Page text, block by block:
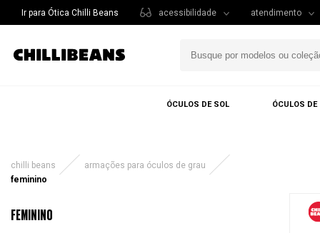
Ir para Ótica Chilli Beans acessibilidade atendimento
ÓCULOS DE SOL ÓCULOS DE
chilli beans
armações para óculos de grau
feminino
FEMININO